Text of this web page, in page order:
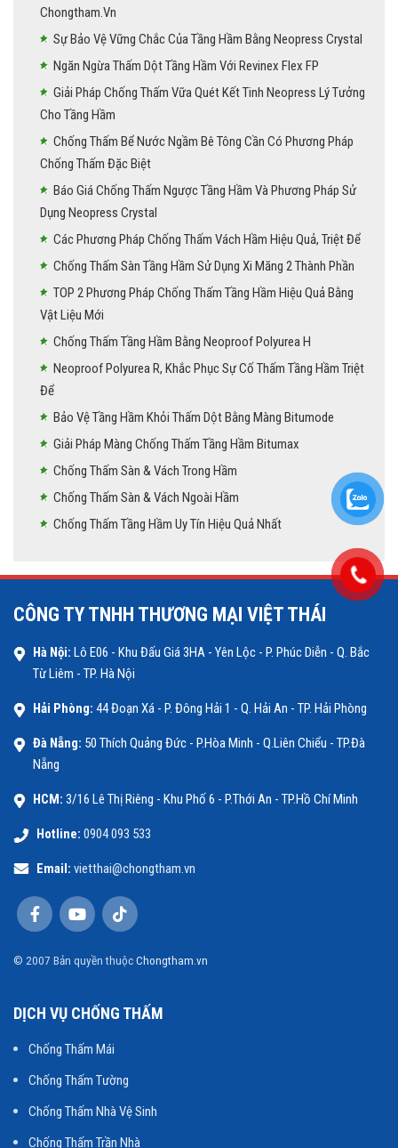
Chongtham.vn
Sự Bảo Vệ Vững Chắc Của Tầng Hầm Bằng Neopress Crystal
Ngăn Ngừa Thấm Dột Tầng Hầm Với Revinex Flex FP
Giải Pháp Chống Thấm Vữa Quét Kết Tinh Neopress Lý Tưởng
Cho Tầng Hầm
Chống Thấm Bể Nước Ngầm Bê Tông Cần Có Phương Pháp
Chống Thấm Đặc Biệt
Báo Giá Chống Thấm Ngược Tầng Hầm Và Phương Pháp Sử
Dụng Neopress Crystal
Các Phương Pháp Chống Thấm Vách Hầm Hiệu Quả, Triệt Để
Chống Thấm Sàn Tầng Hầm Sử Dụng Xi Măng 2 Thành Phần
TOP 2 Phương Pháp Chống Thấm Tầng Hầm Hiệu Quả Bằng
Vật Liệu Mới
Chống Thấm Tầng Hầm Bằng Neoproof Polyurea H
Neoproof Polyurea R, Khắc Phục Sự Cố Thấm Tầng Hầm Triệt
Để
Bảo Vệ Tầng Hầm Khỏi Thấm Dột Bằng Màng Bitumode
Giải Pháp Màng Chống Thấm Tầng Hầm Bitumax
Chống Thấm Sàn & Vách Trong Hầm
Chống Thấm Sàn & Vách Ngoài Hầm
Chống Thấm Tầng Hầm Uy Tín Hiệu Quả Nhất
CÔNG TY TNHH THƯƠNG MẠI VIỆT THÁI
Hà Nội: Lô E06 - Khu Đấu Giá 3HA - Yên Lộc - P. Phúc Diễn - Q. Bắc
Từ Liêm - TP. Hà Nội
Hải Phòng: 44 Đoạn Xá - P. Đông Hải 1 - Q. Hải An - TP. Hải Phòng
Đà Nẵng: 50 Thích Quảng Đức - P.Hòa Minh - Q.Liên Chiểu - TP.Đà
Nẵng
HCM: 3/16 Lê Thị Riêng - Khu Phố 6 - P.Thới An - TP.Hồ Chí Minh
Hotline: 0904 093 533
Email: vietthai@chongtham.vn
© 2007 Bản quyền thuộc Chongtham.vn
DỊCH VỤ CHỐNG THẤM
Chống Thấm Mái
Chống Thấm Tường
Chống Thấm Nhà Vệ Sinh
Chống Thấm Trần Nhà